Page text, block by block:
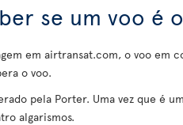
se um voo é
em airtransat.com, o voo
o voo.
pela Porter. Uma vez que é
algarismos.